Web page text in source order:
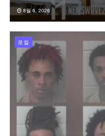
8월 6, 2026
로컬